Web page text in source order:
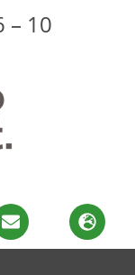
– 10